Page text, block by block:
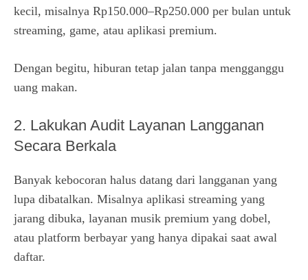
kecil, misalnya Rp150.000–Rp250.000 per bulan untuk
streaming, game, atau aplikasi premium.
Dengan begitu, hiburan tetap jalan tanpa mengganggu
uang makan.
2. Lakukan Audit Layanan Langganan
Secara Berkala
Banyak kebocoran halus datang dari langganan yang
lupa dibatalkan. Misalnya aplikasi streaming yang
jarang dibuka, layanan musik premium yang dobel,
atau platform berbayar yang hanya dipakai saat awal
daftar.